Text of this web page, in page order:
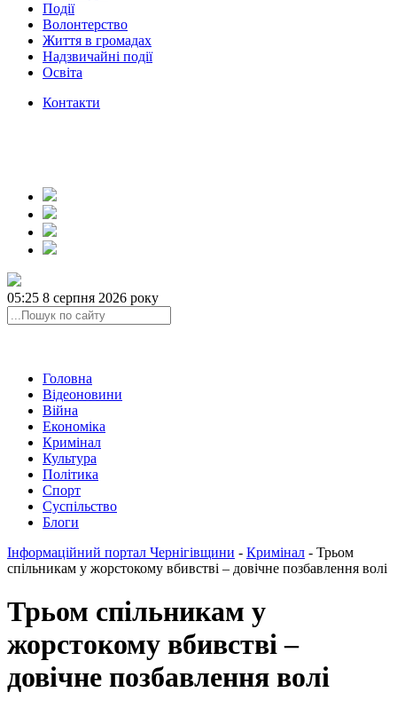
Події
Волонтерство
Життя в громадах
Надзвичайні події
Освіта
Контакти
05:25 8 серпня 2026 року
Головна
Відеоновини
Війна
Економіка
Кримінал
Культура
Політика
Спорт
Суспільство
Блоги
Інформаційний портал Чернігівщини - Кримінал - Трьом
спільникам у жорстокому вбивстві – довічне позбавлення волі
Трьом спільникам у
жорстокому вбивстві –
довічне позбавлення волі